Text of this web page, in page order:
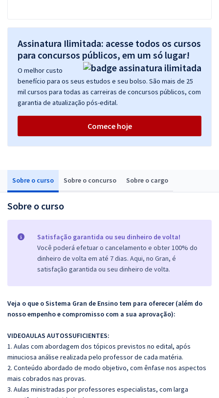
Sobre o curso Sobre o concurso Sobre o cargo
Sobre o curso
Satisfação garantida ou seu dinheiro de volta!
Você poderá efetuar o cancelamento e obter 100% do
dinheiro de volta em até 7 dias. Aqui, no Gran, é
satisfação garantida ou seu dinheiro de volta.
Veja o que o Sistema Gran de Ensino tem para oferecer (além do
nosso empenho e compromisso com a sua aprovação):
VIDEOAULAS AUTOSSUFICIENTES:
1. Aulas com abordagem dos tópicos previstos no edital, após
minuciosa análise realizada pelo professor de cada matéria.
2. Conteúdo abordado de modo objetivo, com ênfase nos aspectos
mais cobrados nas provas.
3. Aulas ministradas por professores especialistas, com larga
Assinatura Ilimitada: acesse todos os cursos
para concursos públicos, em um só lugar!
O melhor custo
benefício para os seus estudos e seu bolso. São mais de 25
mil cursos para todas as carreiras de concursos públicos, com
garantia de atualização pós-edital.
Comece hoje